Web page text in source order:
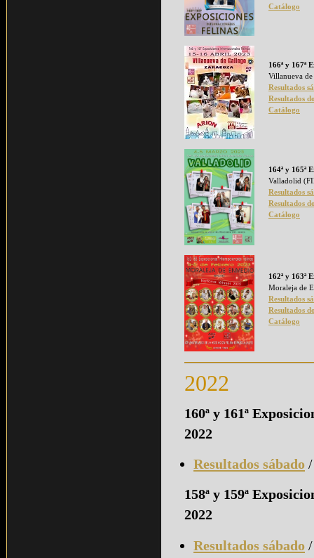
Catálogo
166ª y 167ª
Villanueva
Resultados
Resultados
Catálogo
164ª y 165ª
Valladolid
Resultados
Resultados
Catálogo
162ª y 163ª
Moraleja de
Resultados
Resultados
Catálogo
2022
160ª y 161ª
2022
Resultados sábado
158ª y 159ª
2022
Resultados sábado